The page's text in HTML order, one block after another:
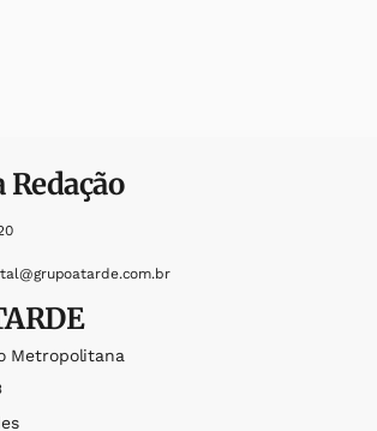
Redação
Metropolitana